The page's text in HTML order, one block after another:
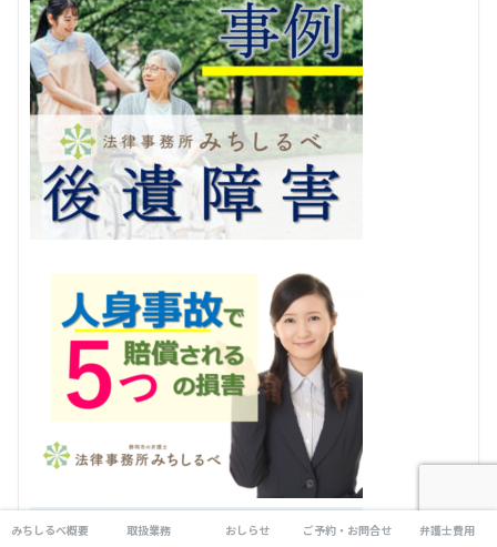
みちしるべ概要 取扱業務 おしらせ ご予約・お問合せ 弁護士費用